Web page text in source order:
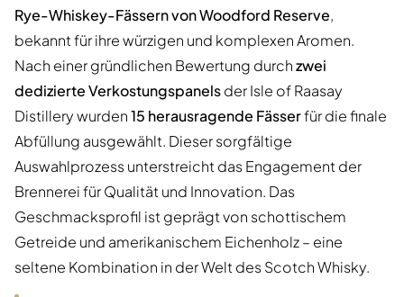
Rye-Whiskey-Fässern von Woodford Reserve,
bekannt für ihre würzigen und komplexen Aromen.
Nach einer gründlichen Bewertung durchzwei
dedizierte Verkostungspanelsder Isle of Raasay
Distillery wurden15 herausragende Fässerfür die finale
Abfüllung ausgewählt. Dieser sorgfältige
Auswahlprozess unterstreicht das Engagement der
Brennerei für Qualität und Innovation. Das
Geschmacksprofil ist geprägt von schottischem
Getreide und amerikanischem Eichenholz – eine
seltene Kombination in der Welt des Scotch Whisky.